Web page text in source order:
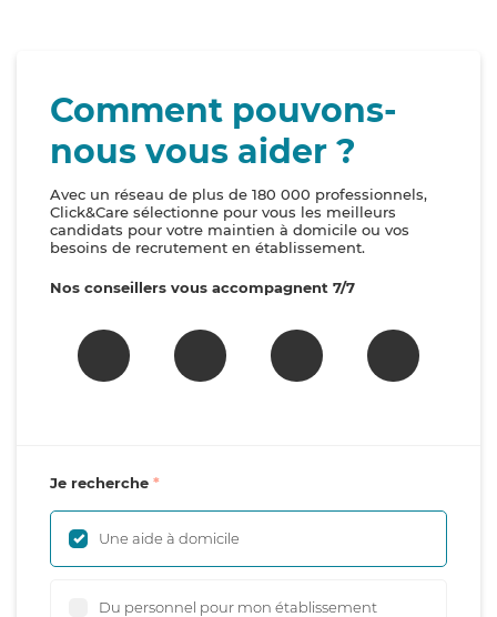
Comment pouvons-
nous vous aider ?
Avec un réseau de plus de 180 000 professionnels,
Click&Care sélectionne pour vous les meilleurs
candidats pour votre maintien à domicile ou vos
besoins de recrutement en établissement.
Nos conseillers vous accompagnent 7/7
Je recherche
Une aide à domicile
Du personnel pour mon établissement